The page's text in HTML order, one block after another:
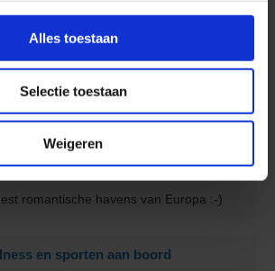
Alles toestaan
Selectie toestaan
Weigeren
romantische havens van Europa :-)
en sporten aan boord